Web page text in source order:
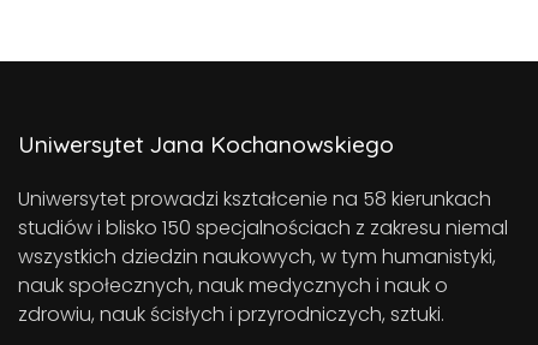
Uniwersytet Jana Kochanowskiego
Uniwersytet prowadzi kształcenie na 58 kierunkach
studiów i blisko 150 specjalnościach z zakresu niemal
wszystkich dziedzin naukowych, w tym humanistyki,
nauk społecznych, nauk medycznych i nauk o
zdrowiu, nauk ścisłych i przyrodniczych, sztuki.